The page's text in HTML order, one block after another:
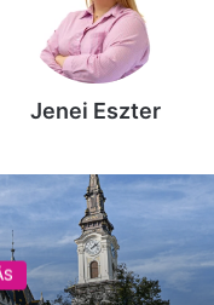
Jenei Eszter